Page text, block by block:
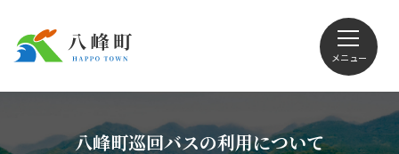
メニュー
八峰町巡回バスの利用について